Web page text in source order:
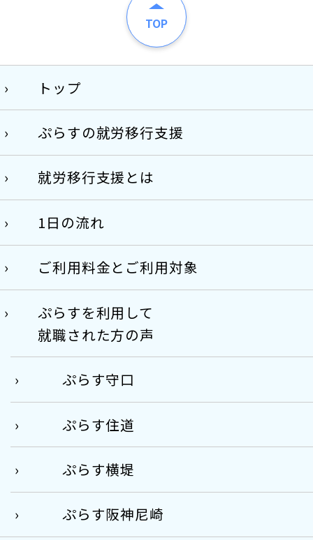
TOP
トップ
ぷらすの就労移行支援
就労移行支援とは
1日の流れ
ご利用料金とご利用対象
ぷらすを利用して
就職された方の声
ぷらす守口
ぷらす住道
ぷらす横堤
ぷらす阪神尼崎